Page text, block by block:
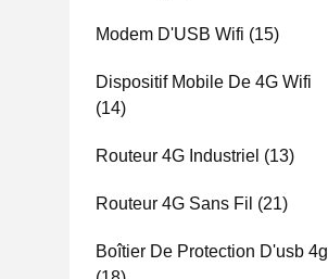
Modem D'USB Wifi (15)
Dispositif Mobile De 4G Wifi
(14)
Routeur 4G Industriel (13)
Routeur 4G Sans Fil (21)
Boîtier De Protection D'usb 4g